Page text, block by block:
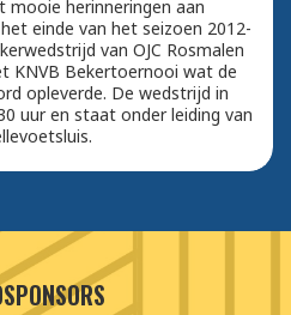
mooie herinneringen aan
einde van het seizoen 2012-
van OJC Rosmalen
KNVB Bekertoernooi wat de
opleverde. De wedstrijd in
uur en staat onder leiding van